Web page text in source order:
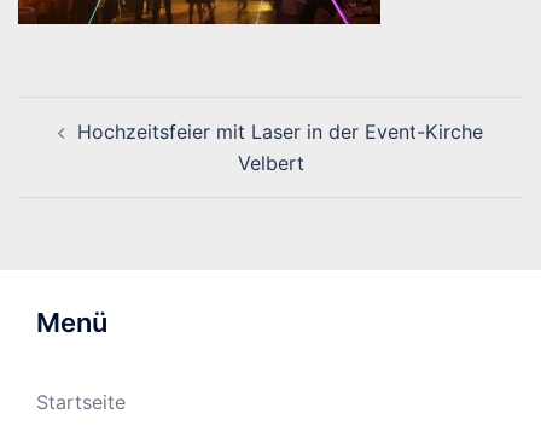
Hochzeitsfeier mit Laser in der Event-Kirche
Velbert
Menü
Startseite